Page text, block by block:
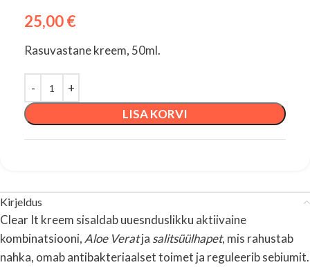
25,00€
Rasuvastane kreem, 50ml.
LISA KORVI
Kirjeldus
Clear It kreem sisaldab uuesnduslikku aktiivaine
kombinatsiooni, Aloe Veratja salitsüülhapet, mis rahustab
nahka, omab antibakteriaalset toimet ja reguleerib sebiumit.